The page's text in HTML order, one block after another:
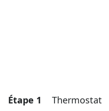
Étape 1 Thermostat